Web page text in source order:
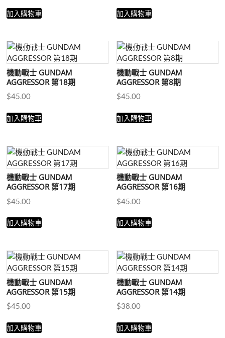
加入購物車 加入購物車
機動戰士 GUNDAM
AGGRESSOR 第18期
$45.00
加入購物車
機動戰士 GUNDAM
AGGRESSOR 第8期
$45.00
加入購物車
機動戰士 GUNDAM
AGGRESSOR 第17期
$45.00
加入購物車
機動戰士 GUNDAM
AGGRESSOR 第16期
$45.00
加入購物車
機動戰士 GUNDAM
AGGRESSOR 第15期
$45.00
加入購物車
機動戰士 GUNDAM
AGGRESSOR 第14期
$38.00
加入購物車